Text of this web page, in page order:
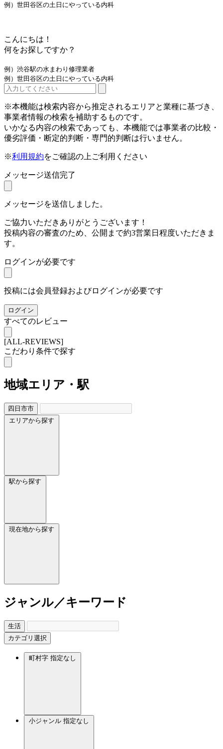
例）世田谷区の土日にやっている内科
こんにちは！
何をお探しですか？
例）渋谷駅の水まわり修理業者
例）世田谷区の土日にやっている内科
※本機能は検索内容から推定されるエリアと業種に基づき、
事業者情報の検索を補助するものです。
いかなる内容の検索であっても、本機能では事業者の比較・
優劣評価・断定的判断・専門的判断は行いません。
※利用規約をご確認の上ご利用ください
メッセージ送信完了
メッセージを送信しました。
ご協力いただきありがとうございます！
投稿内容の審査のため、公開まで約3営業日程度いただきま
す。
ログインが必要です
投稿には会員登録およびログインが必要です
ログイン
すべてのレビュー
[ALL-REVIEWS]
こだわり条件で探す
地域エリア・駅
四日市市
エリアから探す
駅から探す
現在地から探す
ジャンル／キーワード
生活
カテゴリ選択
町村字 指定なし
小ジャンル 指定なし